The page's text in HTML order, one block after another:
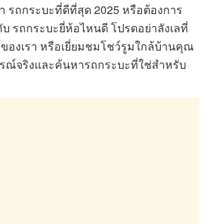
ถกระบะที่ดีที่สุด 2025 หรือต้องการ
รถกระบะยี่ห้อไหนดี โปรดอย่าลังเลที่
องเรา หรือเยี่ยมชมโชว์รูมใกล้บ้านคุณ
ณ์จริงและค้นหารถกระบะที่ใช่สำหรับ